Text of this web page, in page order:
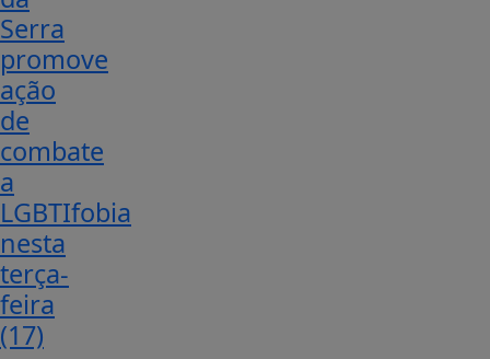
Serra
promove
ação
de
combate
a
LGBTIfobia
nesta
terça-
feira
(17)